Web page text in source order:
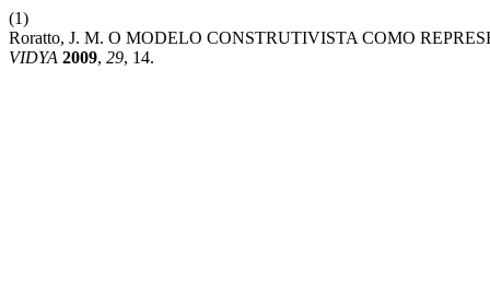
(1)
Roratto, J. M. O MODELO CONSTRUTIVISTA COMO
VIDYA 2009, 29, 14.